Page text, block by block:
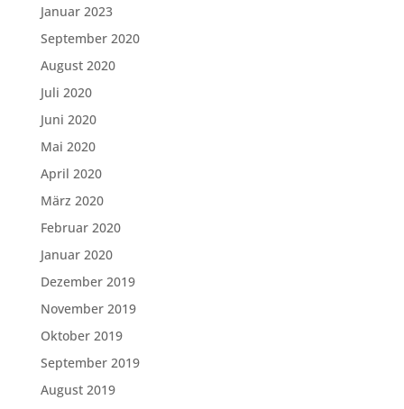
Januar 2023
September 2020
August 2020
Juli 2020
Juni 2020
Mai 2020
April 2020
März 2020
Februar 2020
Januar 2020
Dezember 2019
November 2019
Oktober 2019
September 2019
August 2019